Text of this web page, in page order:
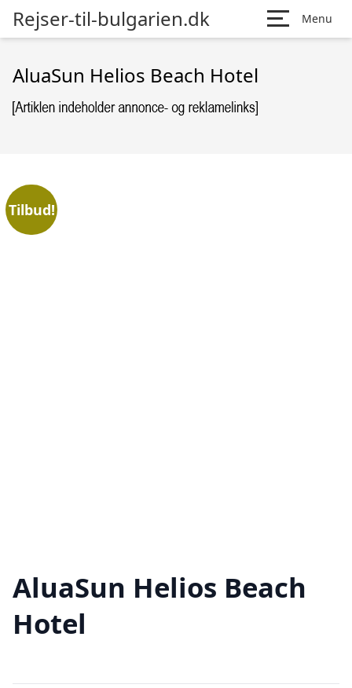
Rejser-til-bulgarien.dk Menu
AluaSun Helios Beach Hotel
Tilbud!
AluaSun Helios Beach
Hotel